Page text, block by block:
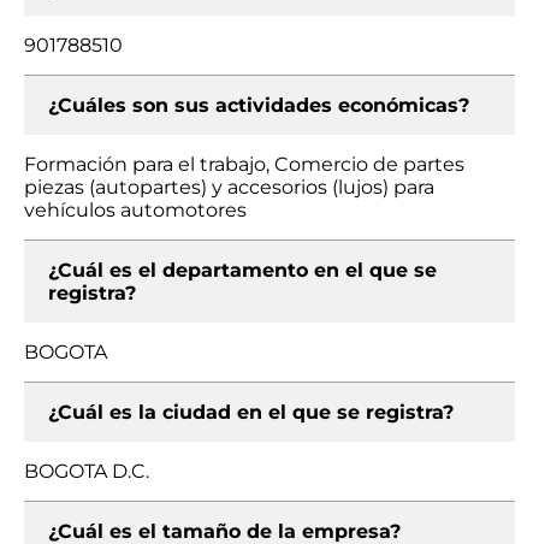
901788510
¿Cuáles son sus actividades económicas?
Formación para el trabajo, Comercio de partes
piezas (autopartes) y accesorios (lujos) para
vehículos automotores
¿Cuál es el departamento en el que se
registra?
BOGOTA
¿Cuál es la ciudad en el que se registra?
BOGOTA D.C.
¿Cuál es el tamaño de la empresa?